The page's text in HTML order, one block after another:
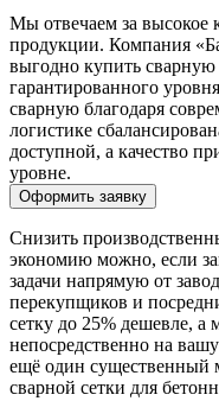
Мы отвечаем за высокое
продукции. Компания
выгодно купить
гарантированного
сварную благодаря
логистике
доступной, а качество
уровне.
Оформить заявку
Снизить
экономию можно, если
задачи напрямую от
перекупщиков и
сетку до 25% дешевле, а
непосредственно на
ещё один существенный
сварной сетки для